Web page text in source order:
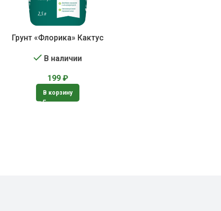
Грунт «Флорика» Кактус
В наличии
199 ₽
В корзину